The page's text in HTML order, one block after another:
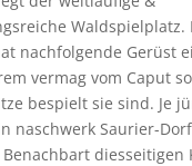
Waldspielplatz.
nachfolgende Gerüst
vermag vom Caput
bespielt sie sind. Je
naschwerk Saurier-
diesseitigen